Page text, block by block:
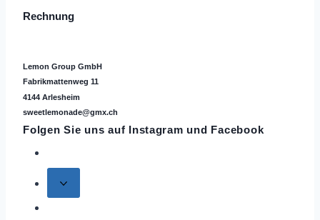
Rechnung
Lemon Group GmbH
Fabrikmattenweg 11
4144 Arlesheim
sweetlemonade@gmx.ch
Folgen Sie uns auf Instagram und Facebook